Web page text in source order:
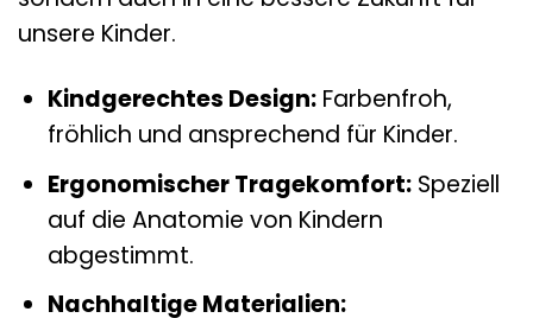
unsere Kinder.
Kindgerechtes Design:Farbenfroh,
fröhlich und ansprechend für Kinder.
Ergonomischer Tragekomfort:Speziell
auf die Anatomie von Kindern
abgestimmt.
Nachhaltige Materialien: